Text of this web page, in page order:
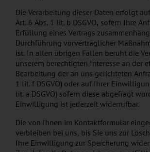
Die Verarbeitung dieser Daten erfolgt
Art. 6 Abs. 1 lit. b DSGVO, sofern Ihre
Erfüllung eines Vertrags
Durchführung vorvertraglicher
ist. In allen übrigen Fällen beruht die
unserem berechtigten Interesse an der
Bearbeitung der an uns gerichteten
1 lit. f DSGVO) oder auf Ihrer
lit. a DSGVO) sofern diese abgefragt
Einwilligung ist jederzeit widerrufbar.
Die von Ihnen im Kontaktformular
verbleiben bei uns, bis Sie uns zur
Ihre Einwilligung zur Speicherung